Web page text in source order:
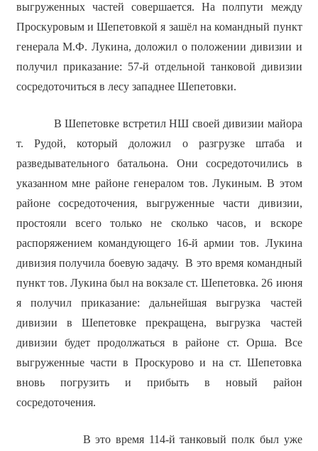
выгруженных частей совершается. На полпути между
Проскуровым и Шепетовкой я зашёл на командный пункт
генерала М.Ф. Лукина, доложил о положении дивизии и
получил приказание: 57-й отдельной танковой дивизии
сосредоточиться в лесу западнее Шепетовки.
В Шепетовке встретил НШ своей дивизии майора
т. Рудой, который доложил о разгрузке штаба и
разведывательного батальона. Они сосредоточились в
указанном мне районе генералом тов. Лукиным. В этом
районе сосредоточения, выгруженные части дивизии,
простояли всего только не сколько часов, и вскоре
распоряжением командующего 16-й армии тов. Лукина
дивизия получила боевую задачу. В это время командный
пункт тов. Лукина был на вокзале ст. Шепетовка. 26 июня
я получил приказание: дальнейшая выгрузка частей
дивизии в Шепетовке прекращена, выгрузка частей
дивизии будет продолжаться в районе ст. Орша. Все
выгруженные части в Проскурово и на ст. Шепетовка
вновь погрузить и прибыть в новый район
сосредоточения.
В это время 114-й танковый полк был уже